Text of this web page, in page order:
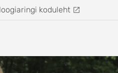
koduleht